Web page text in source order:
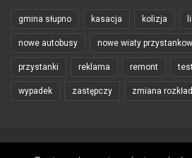
gmina słupno kasacja kolizja
nowe autobusy nowe wiaty
przystanki reklama remont
wypadek zastępczy zmiana